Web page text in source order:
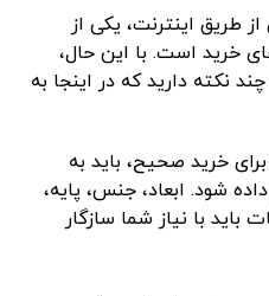
طریق اینترنت، یکی از
خرید است. با این حال،
نکته دارید که در اینجا به
برای خرید صحیح، باید به
شود. ابعاد، جنس، پایه،
با نیاز شما سازگار